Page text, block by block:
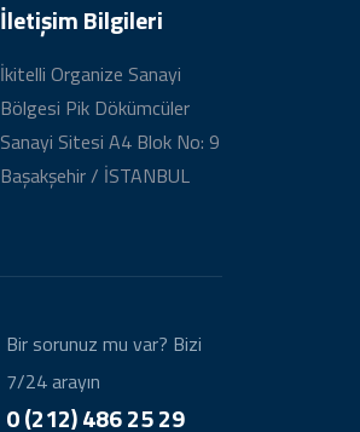
İletişim Bilgileri
İkitelli Organize Sanayi
Bölgesi Pik Dökümcüler
Sanayi Sitesi A4 Blok No: 9
Başakşehir / İSTANBUL
Bir sorunuz mu var? Bizi
7/24 arayın
0 (212) 486 25 29